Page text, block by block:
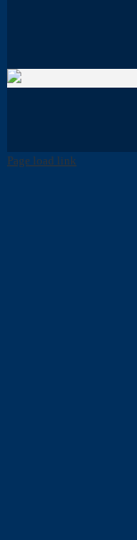
Page load link